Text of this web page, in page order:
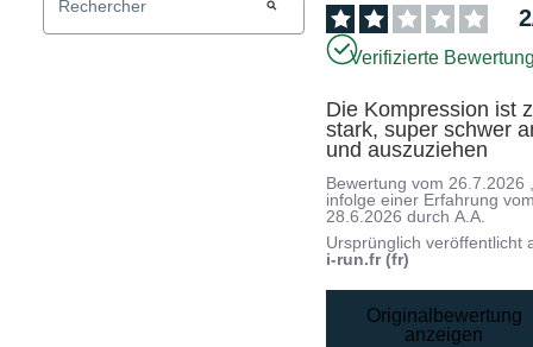
2
Verifizierte
Die Kompression ist
stark, super schwer
und auszuziehen
Bewertung vom 26.7.2026
infolge einer Erfahrung
28.6.2026 durchA.A.
Ursprünglich veröffentlicht
i-run.fr (fr)
Originalbewertung
anzeigen